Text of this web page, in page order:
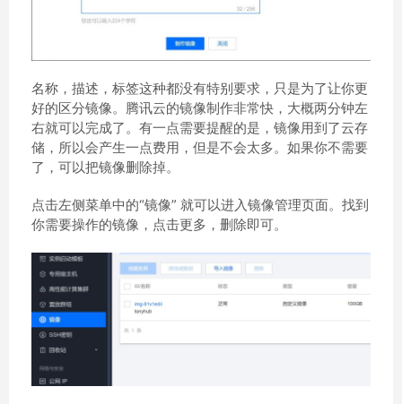
名称，描述，标签这种都没有特别要求，只是为了让你更
好的区分镜像。腾讯云的镜像制作非常快，大概两分钟左
右就可以完成了。有一点需要提醒的是，镜像用到了云存
储，所以会产生一点费用，但是不会太多。如果你不需要
了，可以把镜像删除掉。
点击左侧菜单中的“镜像” 就可以进入镜像管理页面。找到
你需要操作的镜像，点击更多，删除即可。